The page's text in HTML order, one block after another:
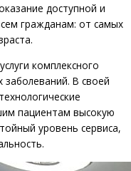
доступной и
гражданам: от самых
комплексного
В своей
пациентам высокую
уровень сервиса,